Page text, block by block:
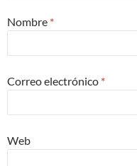
Nombre *
Correo electrónico *
Web